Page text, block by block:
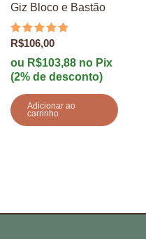
Giz Bloco e Bastão
Avaliação
de 5
R$106,00
ou R$103,88no Pix
(2% de desconto)
Adicionar ao
carrinho